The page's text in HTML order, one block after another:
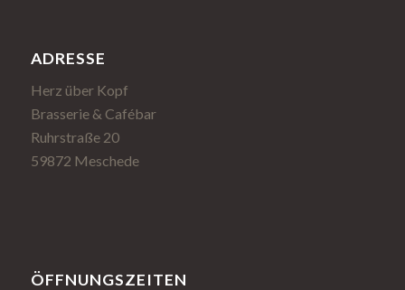
ADRESSE
Herz über Kopf
Brasserie & Cafébar
Ruhrstraße 20
59872 Meschede
ÖFFNUNGSZEITEN